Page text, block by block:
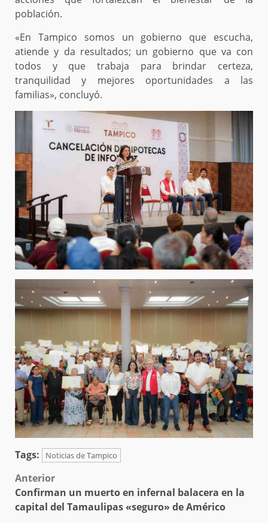
población.
«En Tampico somos un gobierno que escucha,
atiende y da resultados; un gobierno que va con
todos y que trabaja para brindar certeza,
tranquilidad y mejores oportunidades a las
familias», concluyó.
Tags: Noticias de Tampico
Post
navigation
Anterior
Confirman un muerto en infernal balacera en la
capital del Tamaulipas «seguro» de Américo